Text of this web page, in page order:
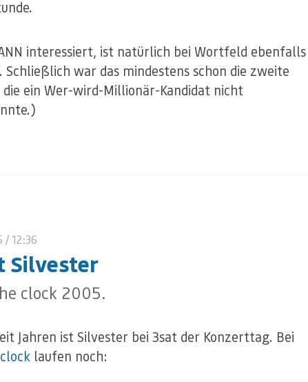
interessiert, ist natürlich bei Wortfeld ebenfalls
Schließlich war das mindestens schon die zweite
die ein Wer-wird-Millionär-Kandidat nicht
/ 12:36
Silvester
clock 2005.
Jahren ist Silvester bei 3sat der Konzerttag. Bei
laufen noch: